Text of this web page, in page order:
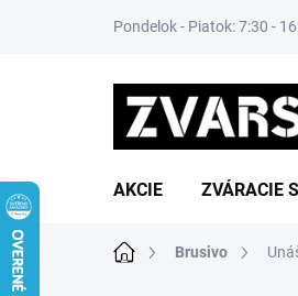
Pondelok - Piatok: 7:30 -
AKCIE ZVÁRACIE
DomovBrusivo